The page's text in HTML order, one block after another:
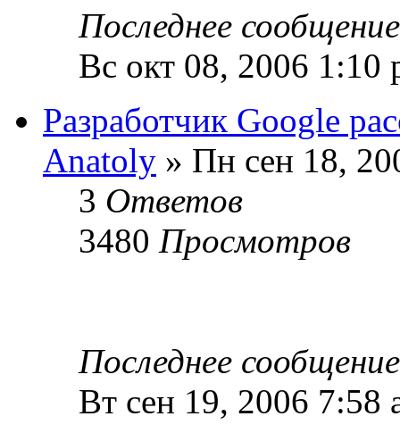
Последнее
Вс окт 08, 2006 1:10
Разработчик Google
Anatoly » Пн сен 18,
3 Ответов
3480 Просмотров
Последнее
Вт сен 19, 2006 7:58